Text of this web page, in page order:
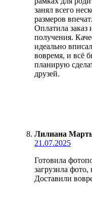
занял всего
размеров
Оплатила заказ
получения.
идеально
вовремя, и всё
планирую
друзей.
Лилиана
21.07.2025
Готовила
загрузила
Доставили